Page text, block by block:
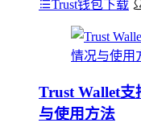
Trust钱包下载
Trust Wallet支
与使用方法